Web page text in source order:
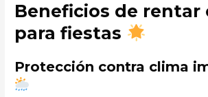
Beneficios de rentar
para fiestas
Protección contra clima